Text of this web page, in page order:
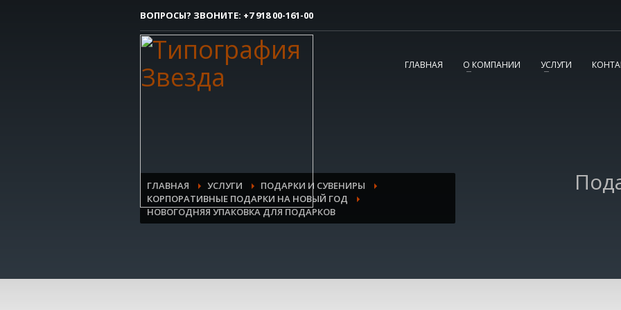
Как сделать заказ
1 Вы делаете заявку.
заказ!
ВОПРОСЫ? ЗВОНИТЕ: +7 918 00-161-00
ГЛАВНАЯ О КОМПАНИИ УСЛУГИ
ГЛАВНАЯ УСЛУГИ
ПОДАРКИ И СУВЕНИРЫ
КОРПОРАТИВНЫЕ ПОДАРКИ НА НОВЫЙ ГОД
НОВОГОДНЯЯ УПАКОВКА ДЛЯ ПОДАРКОВ